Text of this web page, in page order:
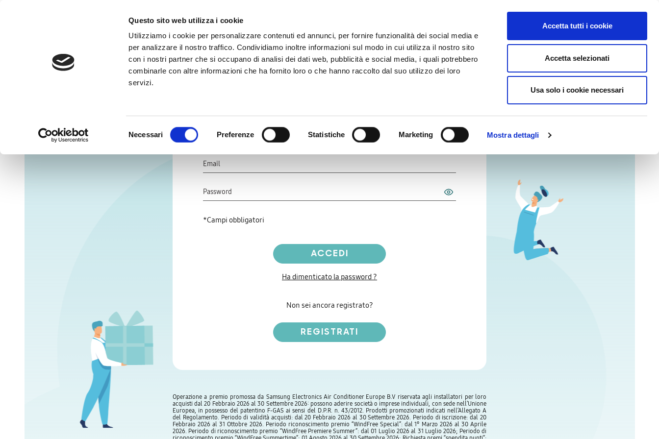
Questo sito web utilizza i cookie
Utilizziamo i cookie per personalizzare contenuti ed annunci, per fornire funzionalità dei social media e
per analizzare il nostro traffico. Condividiamo inoltre informazioni sul modo in cui utilizza il nostro sito
con i nostri partner che si occupano di analisi dei dati web, pubblicità e social media, i quali potrebbero
combinarle con altre informazioni che ha fornito loro o che hanno raccolto dal suo utilizzo dei loro
servizi.
Necessari Preferenze Statistiche Marketing Mostra dettagli
Accetta tutti i cookie
Accetta selezionati
Usa solo i cookie necessari
Accedi
Home Come si partecipa Carica fattura Premi Prodotti iniziativa Special Promo Documentazione Supporto
*Campi obbligatori
ACCEDI
Ha dimenticato la password ?
Non sei ancora registrato?
REGISTRATI
Operazione a premio promossa da Samsung Electronics Air Conditioner Europe B.V riservata agli installatori per loro
acquisti dal 20 Febbraio 2026 al 30 Settembre 2026: possono aderire società o imprese individuali, con sede nell’Unione
Europea, in possesso del patentino F-GAS ai sensi del D.P.R. n. 43/2012. Prodotti promozionati indicati nell’Allegato A
del Regolamento. Periodo di validità acquisti: dal 20 Febbraio 2026 al 30 Settembre 2026. Periodo di iscrizione: dal 20
Febbraio 2026 al 31 Ottobre 2026. Periodo riconoscimento premio “WindFree Special”: dal 1° Marzo 2026 al 30 Aprile
2026. Periodo di riconoscimento premio “WindFree Premiere Summer”: dal 01 Luglio 2026 al 31 Luglio 2026; Periodo di